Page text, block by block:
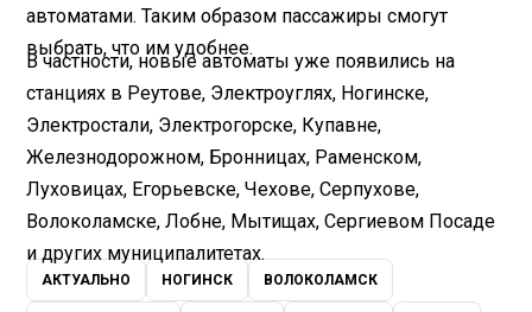
автоматами. Таким образом пассажиры смогут
выбрать, что им удобнее.
В частности, новые автоматы уже появились на
станциях в Реутове, Электроуглях, Ногинске,
Электростали, Электрогорске, Купавне,
Железнодорожном, Бронницах, Раменском,
Луховицах, Егорьевске, Чехове, Серпухове,
Волоколамске, Лобне, Мытищах, Сергиевом Посаде
и других муниципалитетах.
АКТУАЛЬНО НОГИНСК ВОЛОКОЛАМСК